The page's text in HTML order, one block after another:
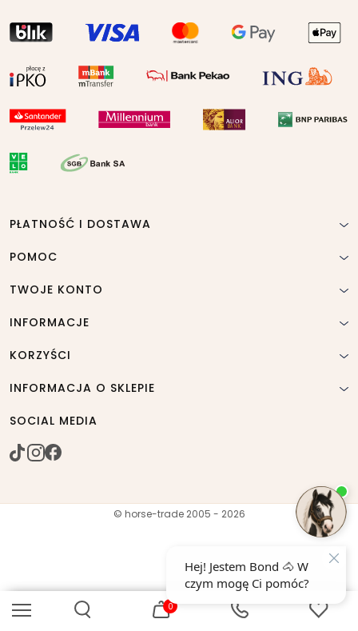
0
PŁATNOŚĆ I DOSTAWA
POMOC
TWOJE KONTO
INFORMACJE
KORZYŚCI
INFORMACJA O SKLEPIE
SOCIAL MEDIA
© horse-trade 2005 - 2026